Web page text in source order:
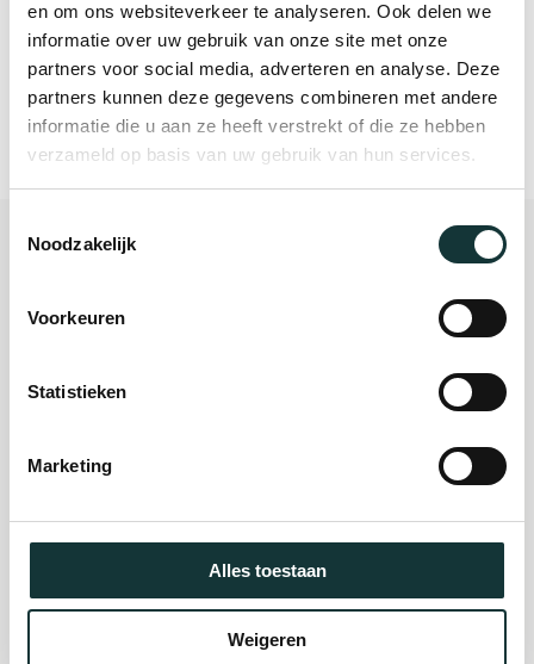
en om ons websiteverkeer te analyseren. Ook delen we
informatie over uw gebruik van onze site met onze
partners voor social media, adverteren en analyse. Deze
partners kunnen deze gegevens combineren met andere
informatie die u aan ze heeft verstrekt of die ze hebben
verzameld op basis van uw gebruik van hun services.
Noodzakelijk
Voorkeuren
Statistieken
Marketing
Alles toestaan
Weigeren
Lakenhal op 2 april 2026. Ook worden er
verschillende publieksactiviteiten georganiseerd
door Leiden&Partners en Stichting Jan Steendorp
Warmond.
Plan je bezoek
Evenement
Steun ons
Orgel Masterclass